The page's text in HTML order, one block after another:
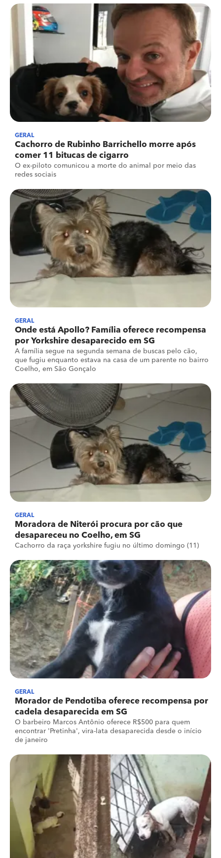
GERAL
Cachorro de Rubinho Barrichello morre após
comer 11 bitucas de cigarro
O ex-piloto comunicou a morte do animal por meio das
redes sociais
GERAL
Onde está Apollo? Família oferece recompensa
por Yorkshire desaparecido em SG
A família segue na segunda semana de buscas pelo cão,
que fugiu enquanto estava na casa de um parente no bairro
Coelho, em São Gonçalo
GERAL
Moradora de Niterói procura por cão que
desapareceu no Coelho, em SG
Cachorro da raça yorkshire fugiu no último domingo (11)
GERAL
Morador de Pendotiba oferece recompensa por
cadela desaparecida em SG
O barbeiro Marcos Antônio oferece R$500 para quem
encontrar 'Pretinha', vira-lata desaparecida desde o início
de janeiro